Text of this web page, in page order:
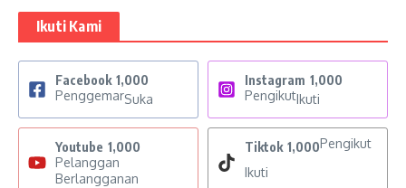
Ikuti Kami
Facebook 1,000
PenggemarSuka
Instagram 1,000
PengikutIkuti
Youtube 1,000
Pelanggan
Berlangganan
Tiktok 1,000Pengikut
Ikuti